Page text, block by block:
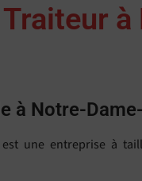
Traiteur
à Notre-
une entreprise à